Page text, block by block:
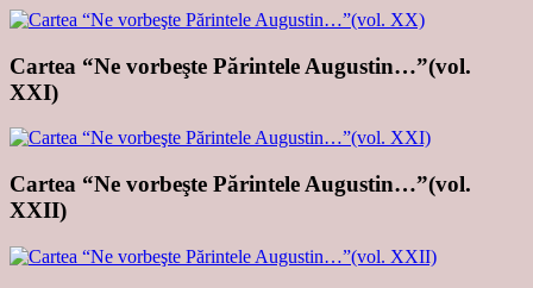
Cartea “Ne vorbeşte Părintele Augustin…”(vol.
XXI)
Cartea “Ne vorbeşte Părintele Augustin…”(vol.
XXII)